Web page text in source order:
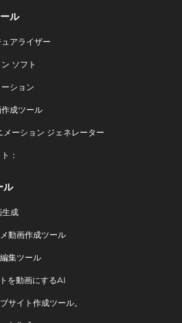
ル
アライザー
ソフト
ション
成ツール
メーション ジェネレーター
：
ル
成
動画作成ツール
集ツール
を動画にするAI
サイト作成ツール。